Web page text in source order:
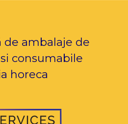
de ambalaje de
consumabile
horeca